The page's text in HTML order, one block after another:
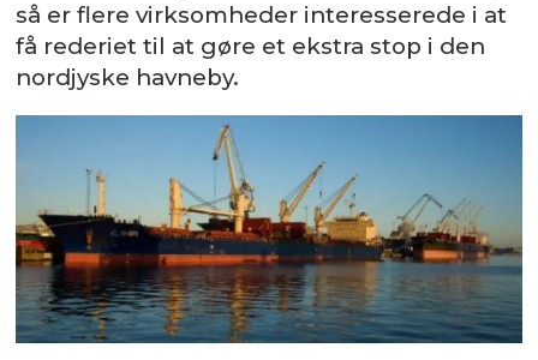
så er flere virksomheder interesserede i at
få rederiet til at gøre et ekstra stop i den
nordjyske havneby.